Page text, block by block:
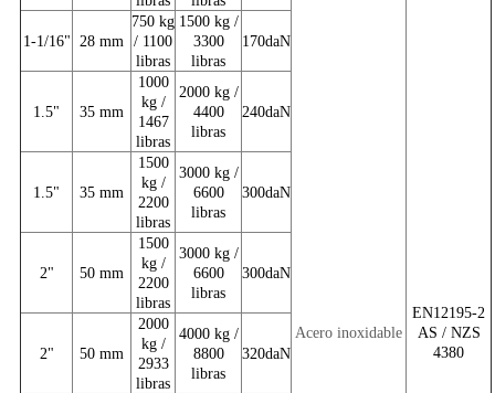
Acero inoxidable
EN12195-2
AS / NZS
4380
1-1/16" 28 mm
750 kg
/ 1100
libras
1500 kg /
3300
libras
170daN
1.5" 35 mm
1000
kg /
1467
libras
2000 kg /
4400
libras
240daN
1.5" 35 mm
1500
kg /
2200
libras
3000 kg /
6600
libras
300daN
2" 50 mm
1500
kg /
2200
libras
3000 kg /
6600
libras
300daN
2" 50 mm
2000
kg /
2933
libras
4000 kg /
8800
libras
320daN